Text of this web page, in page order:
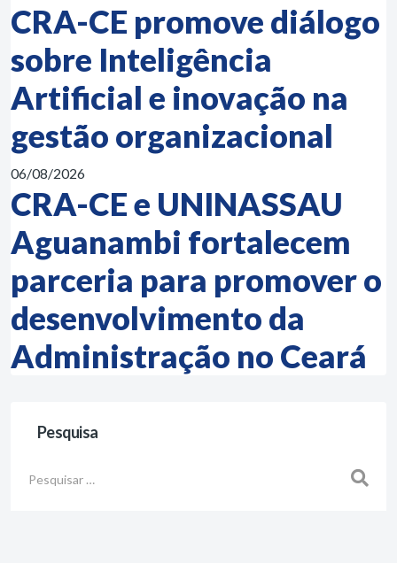
CRA-CE promove diálogo
sobre Inteligência
Artificial e inovação na
gestão organizacional
06/08/2026
CRA-CE e UNINASSAU
Aguanambi fortalecem
parceria para promover o
desenvolvimento da
Administração no Ceará
Pesquisa